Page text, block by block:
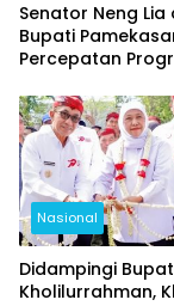
Senator Neng Lia
Bupati
Percepatan
Kesehatan, dan
Nasional
Didampingi
Kholilurrahman,